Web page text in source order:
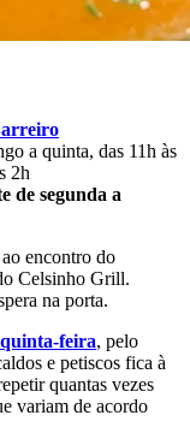
a quinta, das 11h às
2h
de segunda a
encontro do
Celsinho Grill.
na porta.
quinta-feira, pelo
e petiscos fica à
quantas vezes
variam de acordo